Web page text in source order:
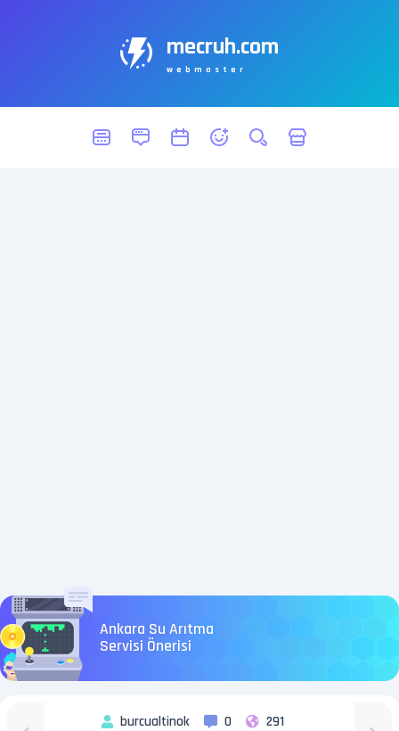
mecruh.com
webmaster
Ankara Su Arıtma
Servisi Önerisi
burcualtinok 0 291